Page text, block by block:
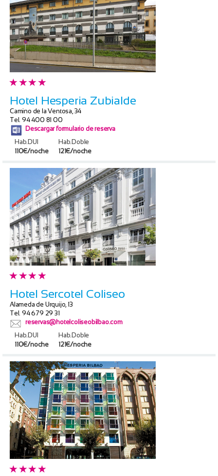
Hotel Hesperia Zubialde
Camino de la Ventosa, 34
Tel. 94 400 81 00
Descargar formulario de reserva
Hab.DUI
Hab.Doble
110€/noche
121€/noche
Hotel Sercotel Coliseo
Alameda de Urquijo, 13
Tel. 94 679 29 31
reservas@hotelcoliseobilbao.com
Hab.DUI
Hab.Doble
110€/noche
121€/noche